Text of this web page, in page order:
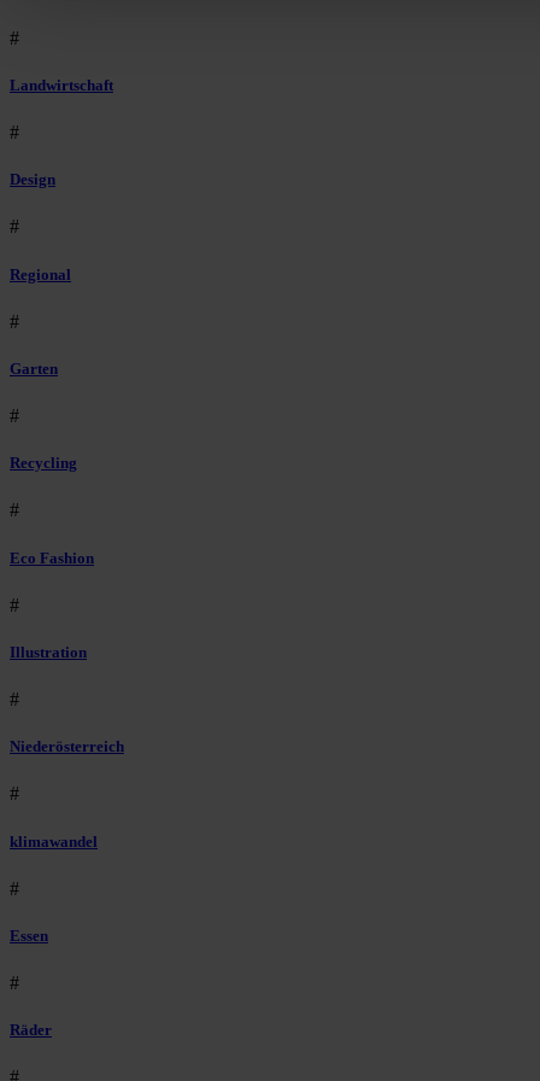
#
Landwirtschaft
#
Design
#
Regional
#
Garten
#
Recycling
#
Eco Fashion
#
Illustration
#
Niederösterreich
#
klimawandel
#
Essen
#
Räder